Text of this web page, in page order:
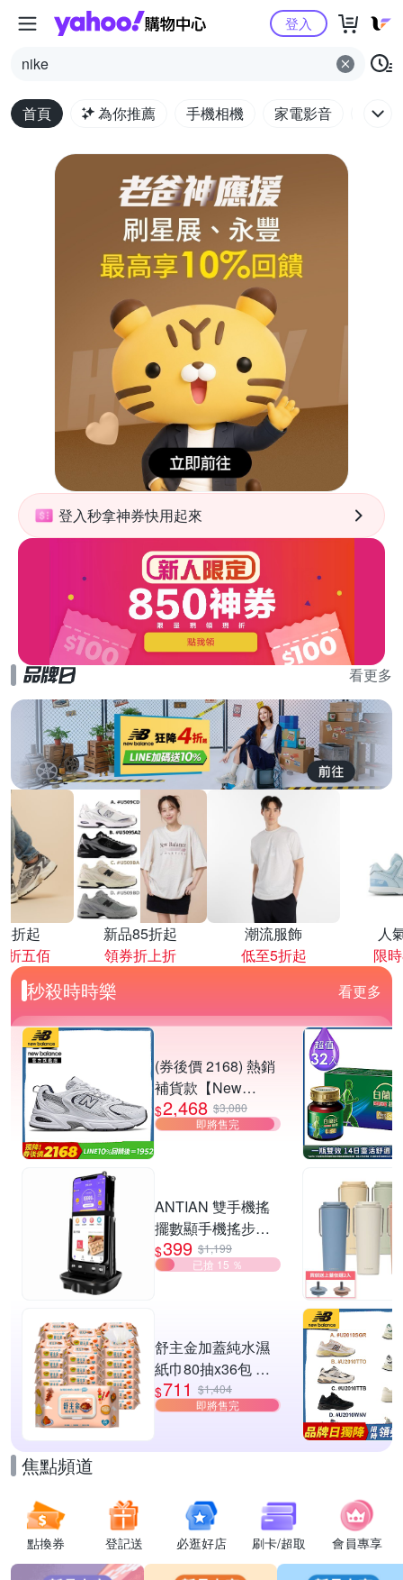
Yahoo購物中心
nike
登入
首頁 為你推薦 手機相機 家電影音 電腦
登入秒拿神券快用起來
看更多
折起
折五佰
新品85折起
領券折上折
潮流服飾
低至5折起
人
限
秒殺時時樂 看更多
(券後價 2168) 熱銷
補貨款【New
Balance】復古運動
鞋_中性_白銀
$2,468 $3,080
即將售完
ANTIAN 雙手機搖
擺數顯手機搖步機
靜音自動計步器 搖
步器 刷步數神器 搖
$399 $1,199
已搶 15 ％
舒主金加蓋純水濕
紙巾80抽x36包 台
灣製 濕巾
$711 $1,404
即將售完
焦點頻道
點換券 登記送 必逛好店 刷卡/超取 會員專享